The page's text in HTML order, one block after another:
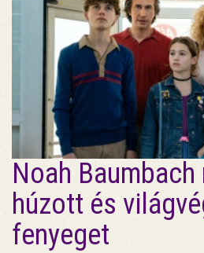
Noah
húzott és
fenyeget